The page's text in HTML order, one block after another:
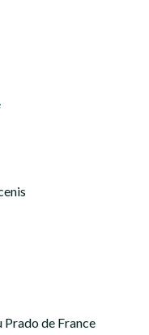
Prado de France